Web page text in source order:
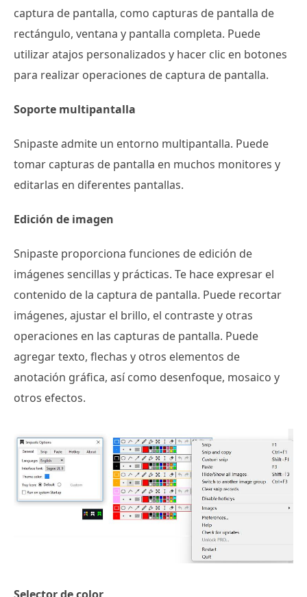
captura de pantalla, como capturas de pantalla de
rectángulo, ventana y pantalla completa. Puede
utilizar atajos personalizados y hacer clic en botones
para realizar operaciones de captura de pantalla.
Soporte multipantalla
Snipaste admite un entorno multipantalla. Puede
tomar capturas de pantalla en muchos monitores y
editarlas en diferentes pantallas.
Edición de imagen
Snipaste proporciona funciones de edición de
imágenes sencillas y prácticas. Te hace expresar el
contenido de la captura de pantalla. Puede recortar
imágenes, ajustar el brillo, el contraste y otras
operaciones en las capturas de pantalla. Puede
agregar texto, flechas y otros elementos de
anotación gráfica, así como desenfoque, mosaico y
otros efectos.